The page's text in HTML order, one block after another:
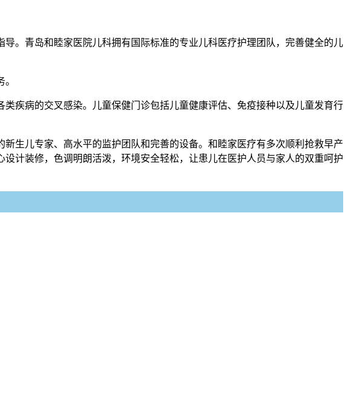
。青岛和睦家医院儿科拥有国际标准的专业儿科医疗护理团队，完善健全的儿
疾病的交叉感染。儿童保健门诊包括儿童健康评估、免疫接种以及儿童发育行
生儿专家、高水平的监护团队和完善的设备。和睦家医疗有多次顺利抢救早产
计装修，色调明朗活泼，环境安全轻松，让患儿在医护人员与家人的双重呵护